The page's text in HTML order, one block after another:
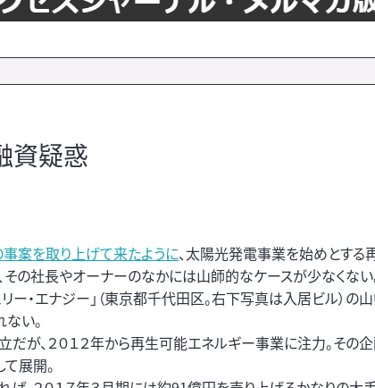
資疑惑
事案を取り上げて来たように、太陽光発電事業を始めとする
の社長やオーナーのなかには山師的なケースが少なくない
リー・エナジー」（東京都千代田区。右下写真は入居ビル）の
い。
が、２０１２年から再生可能エネルギー事業に注力。その
展開。